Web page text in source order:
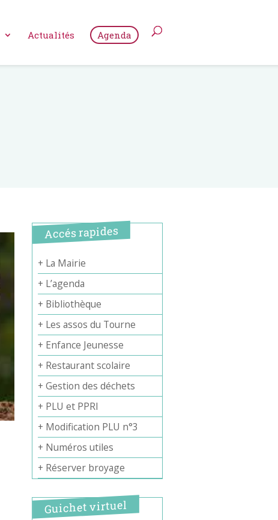
Actualités Agenda
Accés rapides
+ La Mairie
+ L’agenda
+ Bibliothèque
+ Les assos du Tourne
+ Enfance Jeunesse
+ Restaurant scolaire
+ Gestion des déchets
+ PLU et PPRI
+ Modification PLU n°3
+ Numéros utiles
+ Réserver broyage
Guichet virtuel